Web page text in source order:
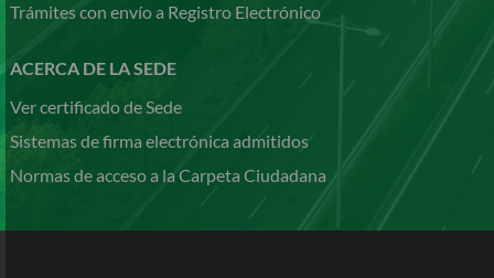
Trámites con envío a Registro Electrónico
ACERCA DE LA SEDE
Ver certificado de Sede
Sistemas de firma electrónica admitidos
Normas de acceso a la Carpeta Ciudadana